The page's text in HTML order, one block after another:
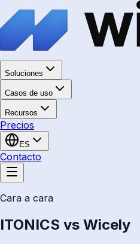
Soluciones
Casos de uso
Recursos
Precios
ES
Contacto
Cara a cara
ITONICS vs Wicely